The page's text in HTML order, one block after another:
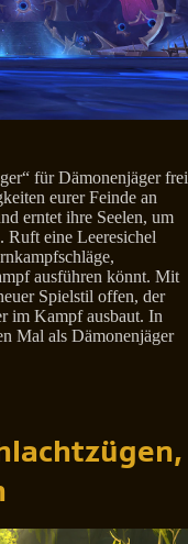
für Dämonenjäger frei
eurer Feinde an
erntet ihre Seelen, um
Ruft eine Leeresichel
ausführen könnt. Mit
Spielstil offen, der
im Kampf ausbaut. In
Mal als Dämonenjäger